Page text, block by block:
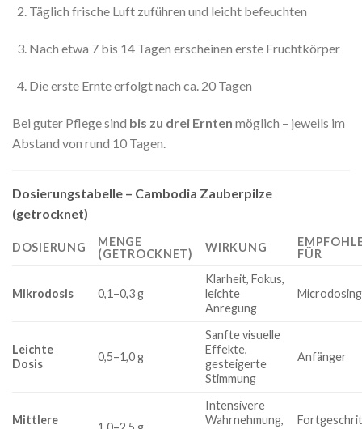
Täglich frische Luft zuführen und leicht befeuchten
Nach etwa 7 bis 14 Tagen erscheinen erste Fruchtkörper
Die erste Ernte erfolgt nach ca. 20 Tagen
Bei guter Pflege sind bis zu drei Ernten möglich – jeweils im
Abstand von rund 10 Tagen.
Dosierungstabelle – Cambodia Zauberpilze
(getrocknet)
DOSIERUNG
MENGE
(GETROCKNET)
WIRKUNG
FÜR
Mikrodosis 0,1–0,3 g
Klarheit, Fokus,
leichte
Anregung
Microdosing
Leichte
Dosis
0,5–1,0 g
Sanfte visuelle
Effekte,
gesteigerte
Stimmung
Anfänger
Mittlere
Intensivere
Wahrnehmung,